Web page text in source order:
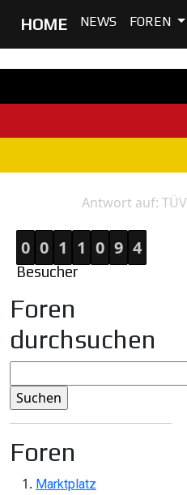
HOME NEWS FOREN
Antwort auf: TÜV
0 0 1 1 0 9 4
Besucher
Foren
durchsuchen
Foren
Marktplatz